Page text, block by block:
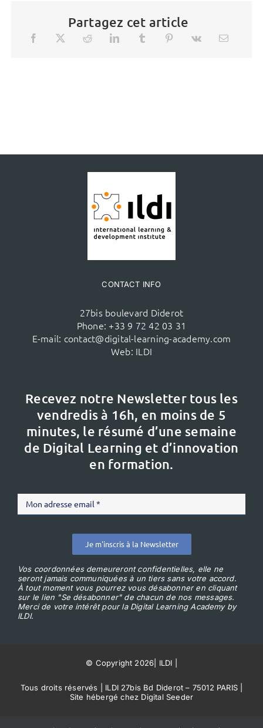
Partagez cet article
CONTACT INFO
27bis boulevard Diderot
Phone: +33 9 72 42 03 31
E-mail: contact@digital-learning-academy.com
Web: ILDI
Recevez notre Newsletter tous les
vendredis à 16h, en moins de 5
minutes, le résumé d’une semaine
de Digital Learning et d’innovation
en formation.
Je m'inscris à la Newsletter
Vos coordonnées demeureront confidentielles, elle ne
seront jamais communiquées à un tiers sans votre accord.
À tout moment vous pourrez vous désabonner en cliquant
sur le lien "Se désabonner" de chacun de nos messages.
Merci de votre intérêt pour la Digital Learning Academy by
ILDI.
© Copyright 2026 ILDI
Tous droits réservés | ILDI 27bis Bd Diderot – 75012 PARIS |
Site hébergé chez Digital Seeder